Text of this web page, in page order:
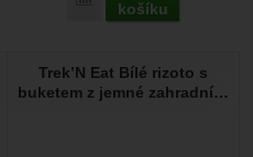
košíku
Trek’N Eat Bílé rizoto s
buketem z jemné zahradní…